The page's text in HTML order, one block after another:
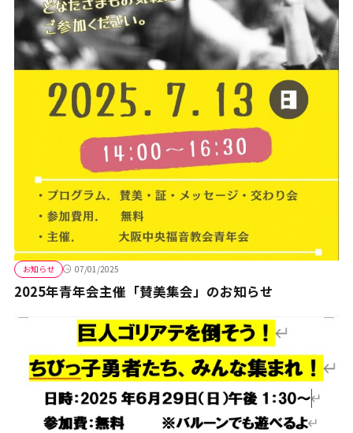
お知らせ 07/01/2025
2025年青年会主催「賛美集会」のお知らせ